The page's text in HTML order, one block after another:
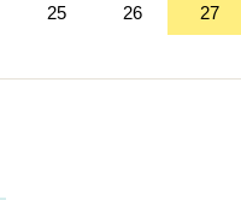
25 26 27